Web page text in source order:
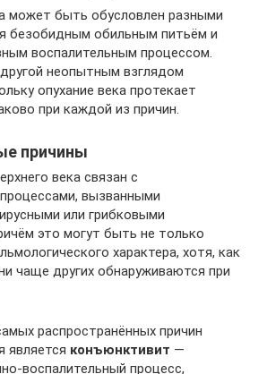
может быть обусловлен разными
безобидным обильным питьём и
воспалительным процессом.
неопытным взглядом
опухание века протекает
при каждой из причин.
причины
века связан с
вызванными
или грибковыми
это могут быть не только
характера, хотя, как
чаще других обнаруживаются при
распространённых причин
является конъюнктивит —
воспалительный процесс,